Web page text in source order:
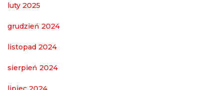
luty 2025
grudzień 2024
listopad 2024
sierpień 2024